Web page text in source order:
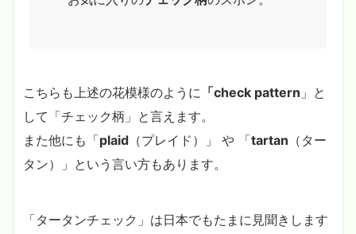
こちらも上述の花模様のように 「check pattern 」と
して「チェック柄」と言えます。
また他にも「plaid （プレイド）」 や 「tartan （ター
タン）」という言い方もあります。
「タータンチェック」は日本でもたまに見聞きします